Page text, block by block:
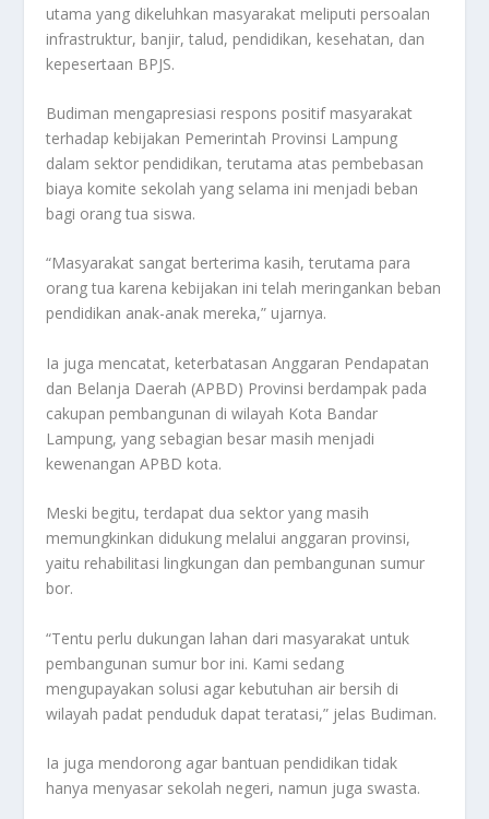
utama yang dikeluhkan masyarakat meliputi persoalan
infrastruktur, banjir, talud, pendidikan, kesehatan, dan
kepesertaan BPJS.
Budiman mengapresiasi respons positif masyarakat
terhadap kebijakan Pemerintah Provinsi Lampung
dalam sektor pendidikan, terutama atas pembebasan
biaya komite sekolah yang selama ini menjadi beban
bagi orang tua siswa.
“Masyarakat sangat berterima kasih, terutama para
orang tua karena kebijakan ini telah meringankan beban
pendidikan anak-anak mereka,” ujarnya.
Ia juga mencatat, keterbatasan Anggaran Pendapatan
dan Belanja Daerah (APBD) Provinsi berdampak pada
cakupan pembangunan di wilayah Kota Bandar
Lampung, yang sebagian besar masih menjadi
kewenangan APBD kota.
Meski begitu, terdapat dua sektor yang masih
memungkinkan didukung melalui anggaran provinsi,
yaitu rehabilitasi lingkungan dan pembangunan sumur
bor.
“Tentu perlu dukungan lahan dari masyarakat untuk
pembangunan sumur bor ini. Kami sedang
mengupayakan solusi agar kebutuhan air bersih di
wilayah padat penduduk dapat teratasi,” jelas Budiman.
Ia juga mendorong agar bantuan pendidikan tidak
hanya menyasar sekolah negeri, namun juga swasta.